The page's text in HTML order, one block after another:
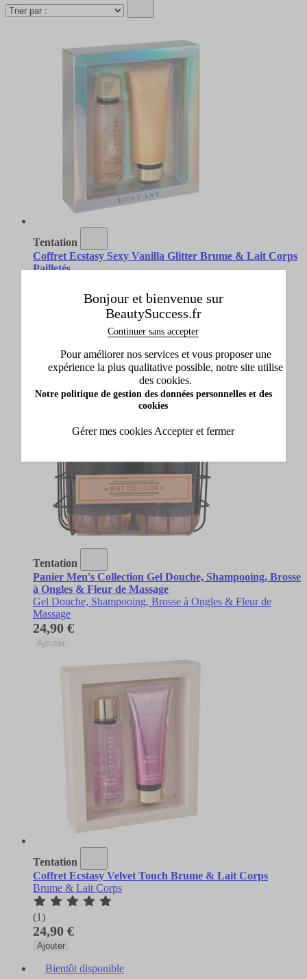
Tentation
Coffret Ecstasy Sexy Vanilla Glitter Brume & Lait Corps
Pailletés
Bientôt disponible
Tentation
Panier Men's Collection Gel Douche, Shampooing, Brosse
à Ongles & Fleur de Massage
Gel Douche, Shampooing, Brosse à Ongles & Fleur de
Massage
24,90 €
Ajouter
Tentation
Coffret Ecstasy Velvet Touch Brume & Lait Corps
Brume & Lait Corps
(1)
24,90 €
Ajouter
Bientôt disponible
Bonjour et bienvenue sur
BeautySuccess.fr
Continuer sans accepter
Pour améliorer nos services et vous proposer une
expérience la plus qualitative possible, notre site utilise
des cookies.
Notre politique de gestion des données personnelles et des
cookies
Gérer mes cookies Accepter et fermer